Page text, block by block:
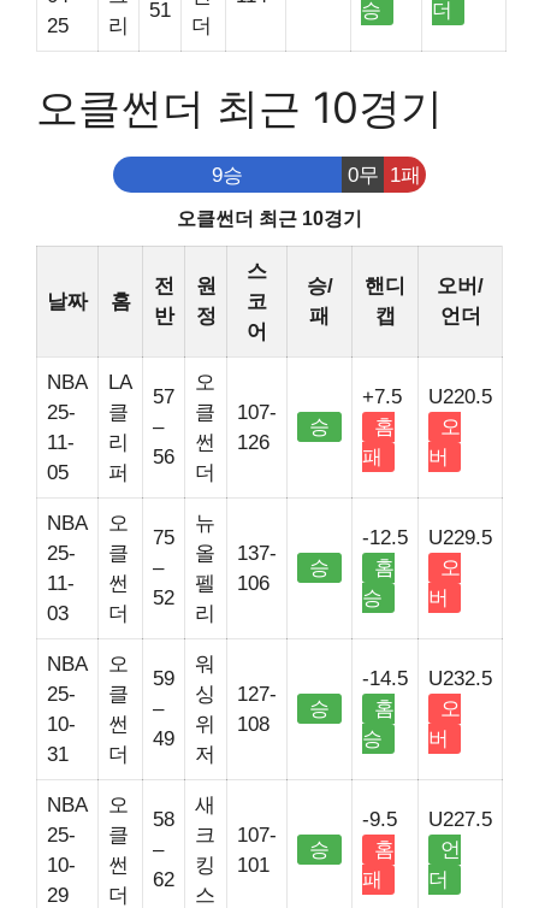
25
리
51
더
승
더
오클썬더 최근 10경기
9승 0무 1패
오클썬더 최근 10경기
날짜 홈
전
반
원
정
스
코
어
승/
패
핸디
캡
오버/
언더
NBA
25-
11-
05
LA
클
리
퍼
57
–
56
오
클
썬
더
107-
126
승
+7.5
홈
패
U220.5
오
버
NBA
25-
11-
03
오
클
썬
더
75
–
52
뉴
올
펠
리
137-
106
승
-12.5
홈
승
U229.5
오
버
NBA
25-
10-
31
오
클
썬
더
59
–
49
워
싱
위
저
127-
108
승
-14.5
홈
승
U232.5
오
버
NBA
25-
10-
29
오
클
썬
더
58
–
62
새
크
킹
스
107-
101
승
-9.5
홈
패
U227.5
언
더